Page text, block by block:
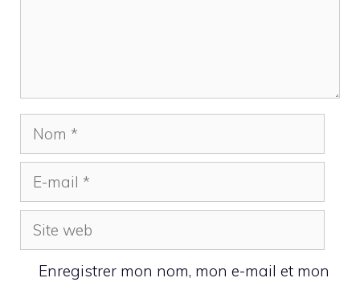
Nom
mail
Site
web
Enregistrer mon nom, mon e-mail et mon